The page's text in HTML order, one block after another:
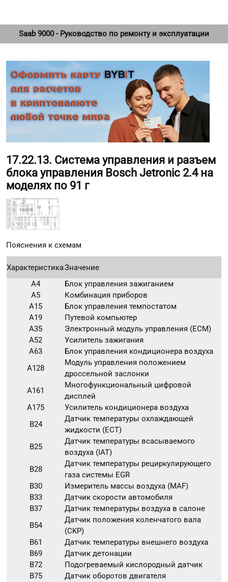
Saab 9000 - Руководство по ремонту и эксплуатации
17.22.13. Система управления и разъем
блока управления Bosch Jetronic 2.4 на
моделях по 91 г
Пояснения к схемам
ХарактеристикаЗначение
A4
Блок управления зажиганием
A5
Комбинация приборов
A15
Блок управления темпостатом
A19
Путевой компьютер
A35
Электронный модуль управления (ECM)
A52
Усилитель зажигания
A63
Блок управления кондиционера воздуха
A128
Модуль управления положением
дроссельной заслонки
A161
Многофункциональный цифровой
дисплей
A175
Усилитель кондиционера воздуха
B24
Датчик температуры охлаждающей
жидкости (ECT)
B25
Датчик температуры всасываемого
воздуха (IAT)
B28
Датчик температуры рециркулирующего
газа системы EGR
B30
Измеритель массы воздуха (MAF)
B33
Датчик скорости автомобиля
B37
Датчик температуры воздуха в салоне
B54
Датчик положения коленчатого вала
(CKP)
B61
Датчик температуры внешнего воздуха
B69
Датчик детонации
B72
Подогреваемый кислородный датчик
B75
Датчик оборотов двигателя